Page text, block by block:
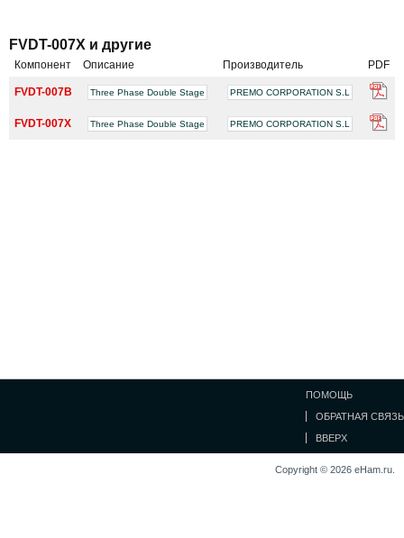
FVDT-007X и другие
Компонент Описание Производитель PDF
FVDT-007B Three Phase Double Stage PREMO CORPORATION S.L
FVDT-007X Three Phase Double Stage PREMO CORPORATION S.L
ПОМОЩЬ
ОБРАТНАЯ СВЯЗЬ
ВВЕРХ
Copyright © 2026 eHam.ru.